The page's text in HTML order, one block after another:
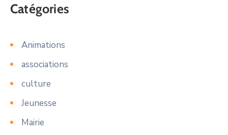
Catégories
Animations
associations
culture
Jeunesse
Mairie